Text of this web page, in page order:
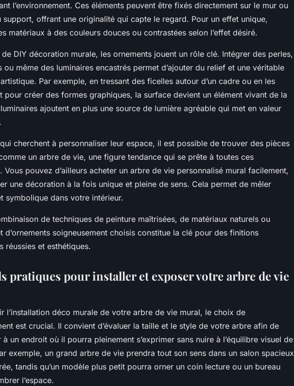
l’environnement. Ces éléments peuvent être fixés directement sur le mur ou
support, offrant une originalité qui capte le regard. Pour un effet unique,
matériaux à des couleurs douces ou contrastées selon l’effet désiré.
de DIY décoration murale, les ornements jouent un rôle clé. Intégrer des perles,
ou même des luminaires encastrés permet d’ajouter du relief et une véritable
Par exemple, en tressant des ficelles autour d’un cadre ou en les
pour créer des formes graphiques, la surface devient un élément vivant de la
ajoutent en plus une source de lumière agréable qui met en valeur
cherchent à personnaliser leur espace, il est possible de trouver des pièces
un arbre de vie, une figure tendance qui se prête à toutes ces
Vous pouvez d’ailleurs acheter un arbre de vie personnalisé mural facilement,
une décoration à la fois unique et pleine de sens. Cela permet de mêler
symbolique dans votre intérieur.
de techniques de peinture maîtrisées, de matériaux naturels ou
d’ornements soigneusement choisis constitue la clé pour des finitions
réussies et esthétiques.
pratiques pour installer et exposer votre arbre de vie
l’installation déco murale de votre arbre de vie mural, le choix de
est crucial. Il convient d’évaluer la taille et le style de votre arbre afin de
à un endroit où il pourra pleinement s’exprimer sans nuire à l’équilibre visuel de
exemple, un grand arbre de vie prendra tout son sens dans un salon spacieux
tandis qu’un modèle plus petit pourra orner un coin lecture ou un bureau
l’espace.